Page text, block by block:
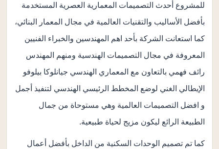
للمشروع أحدث التصميمات المعمارية العصرية المستخدمة
بأفضل الأساليب والتقنيات العالمية في مجال المعمار البنائي،
كما استعانت الشركة بأحد اهم المهندسين والخبراء الفنيين
المعروفة في مجال التصميمات الهندسية ومنهم المهندس
رائف فهمي بالتعاون مع المعماري الهندسي جيانلوكا بيلوفو
الإيطالي الغني لوضع المخطط الرئيسي الهندسي لتنفيذ أجمل
و افضل التصميمات العالمية وهي مستوحاة من جمال
الطبيعة الرائع ليكون مزيج لحياة طبيعية.
كما تم تصميم الوحدات السكنية من الداخل بأفضل أعمال